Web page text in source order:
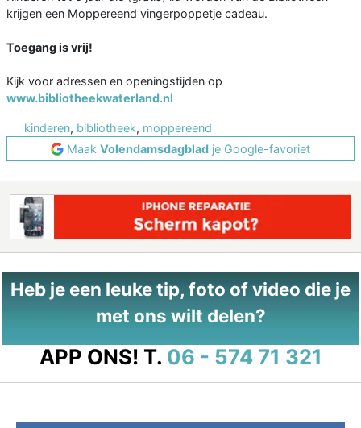
krijgen een Moppereend vingerpoppetje cadeau.
Toegang is vrij!
Kijk voor adressen en openingstijden op
www.bibliotheekwaterland.nl
kinderen, bibliotheek, moppereend
Maak Volendamsdagblad je Google-favoriet
Heb je een leuke tip, foto of video die je
met ons wilt delen?
APP ONS! T. 06 - 574 71 321